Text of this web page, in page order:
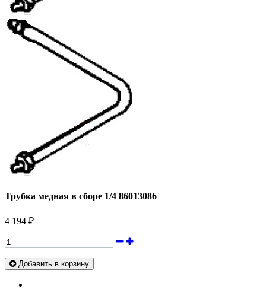
Трубка медная в сборе 1/4 86013086
4 194 ₽
Добавить в корзину